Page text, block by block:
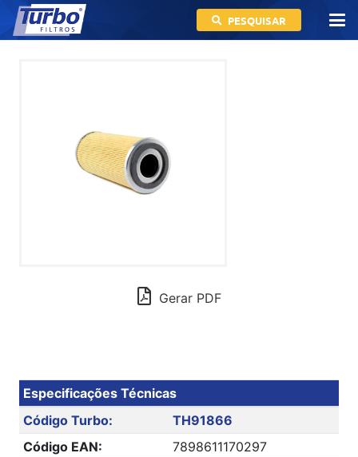
PESQUISAR
Gerar PDF
Especificações Técnicas
Código Turbo:
TH91866
Código EAN:
7898611170297